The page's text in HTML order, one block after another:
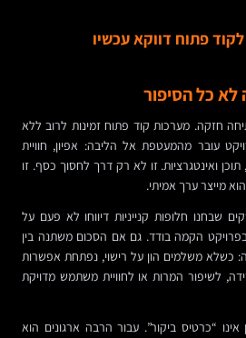
פתוח דווקא עכשיו
כל הסיפור
חזקה. מערכות קוד פתוח זמינות לרוב ללא
עובר מהמעטפת אל הליבה: אפיון, חוויית
ואינטגרציות. זו לא רק דרך לחסוך כסף. זו
מייצר ערך אמיתי.
שבחנו חלופות קנייניות דיווחו לא פעם על
50,000 שקלים בפרויקט הקמה בודד. גם אם הסכום משתנה בין
כשלא משלמים הון על רישוי, נפתחת אפשרות
לשיפור המרות או לחוויית משתמש מדויקת
“כרטיס ביקור”. עבור הרבה ארגונים הוא